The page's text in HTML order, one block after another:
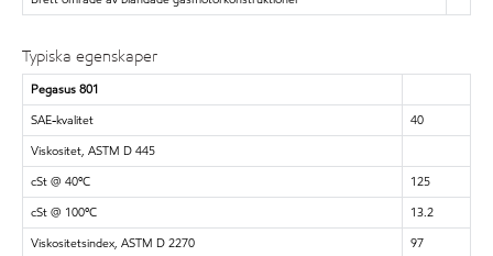
Typiska egenskaper
Pegasus 801
SAE-kvalitet
40
Viskositet, ASTM D 445
cSt @ 40ºC
125
cSt @ 100ºC
13.2
Viskositetsindex, ASTM D 2270
97